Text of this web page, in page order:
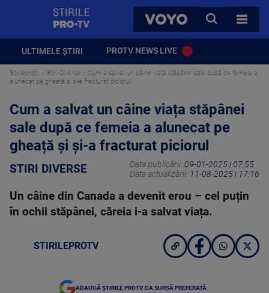
VOYO
CAUTA
TOATE
ULTIMELE ȘTIRI PROTV NEWS LIVE
Stirileprotv Stiri Diverse
Cum a salvat un câine viața stăpânei sale după ce femeia a
alunecat pe gheață și și-a fracturat piciorul
Cum a salvat un câine viața stăpânei
sale după ce femeia a alunecat pe
gheață și și-a fracturat piciorul
STIRI DIVERSE Data publicării: 09-01-2025 | 07:55
Data actualizării: 11-08-2025 | 17:16
Un câine din Canada a devenit erou – cel puțin
în ochii stăpânei, căreia i-a salvat viața.
STIRILEPROTV
ADAUGĂ ȘTIRILE PROTV CA SURSĂ PREFERATĂ